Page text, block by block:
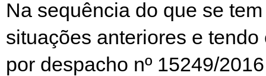
Na sequência do que se
situações anteriores e
por despacho nº 15249/